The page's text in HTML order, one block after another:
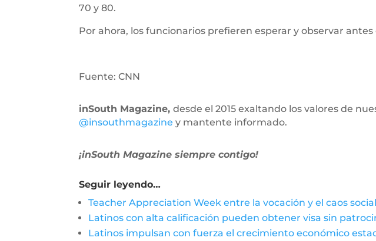
70 y 80.
Por ahora, los funcionarios prefieren esperar y observar
Fuente: CNN
inSouth Magazine,desde el 2015 exaltando los valores de
@insouthmagazine y mantente informado.
¡inSouth Magazine siempre contigo!
Seguir leyendo…
Teacher Appreciation Week entre la vocación y el caos social
Latinos con alta calificación pueden obtener visa sin
Latinos impulsan con fuerza el crecimiento económico